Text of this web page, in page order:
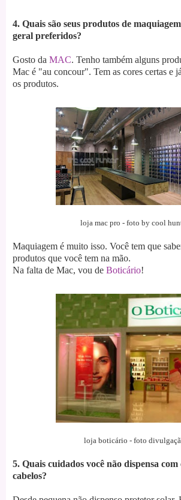
4. Quais são seus produtos de
geral preferidos?
Gosto da MAC. Tenho também alguns
Mac é "au concour". Tem as cores certas e
os produtos.
loja mac pro - foto by cool
Maquiagem é muito isso. Você tem que
produtos que você tem na mão.
Na falta de Mac, vou de Boticário!
loja boticário - foto
5. Quais cuidados você não dispensa com
cabelos?